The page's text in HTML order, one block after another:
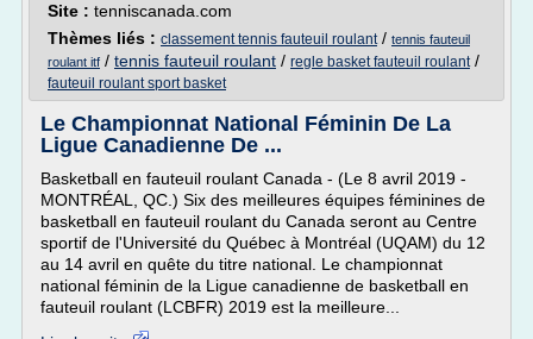
Site : tenniscanada.com
Thèmes liés : classement tennis fauteuil roulant/ tennis fauteuil
roulant itf / tennis fauteuil roulant / regle basket fauteuil roulant/
fauteuil roulant sport basket
Le Championnat National Féminin De La
Ligue Canadienne De ...
Basketball en fauteuil roulant Canada - (Le 8 avril 2019 -
MONTRÉAL, QC.) Six des meilleures équipes féminines de
basketball en fauteuil roulant du Canada seront au Centre
sportif de l'Université du Québec à Montréal (UQAM) du 12
au 14 avril en quête du titre national. Le championnat
national féminin de la Ligue canadienne de basketball en
fauteuil roulant (LCBFR) 2019 est la meilleure...